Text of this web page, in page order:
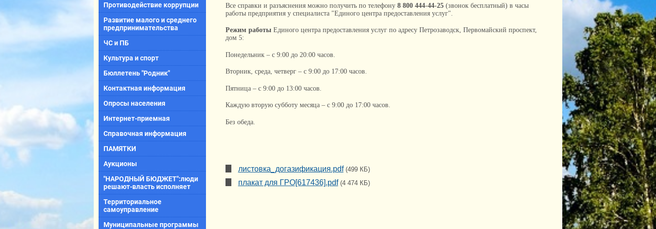
Противодействие коррупции
Развитие малого и среднего
предпринимательства
ЧС и ПБ
Культура и спорт
Бюллетень "Родник"
Контактная информация
Опросы населения
Интернет-приемная
Справочная информация
ПАМЯТКИ
Аукционы
"НАРОДНЫЙ БЮДЖЕТ":люди
решают-власть исполняет
Территориальное
самоуправление
Муниципальные программы
Все справки и разъяснения можно получить по телефону 8 800 444-44-25 (звонок бесплатный) в часы
работы предприятия у специалиста "Единого центра предоставления услуг".
Режим работы Единого центра предоставления услуг по адресу Петрозаводск, Первомайский проспект,
дом 5:
Понедельник – с 9:00 до 20:00 часов.
Вторник, среда, четверг – с 9:00 до 17:00 часов.
Пятница – с 9:00 до 13:00 часов.
Каждую вторую субботу месяца – с 9:00 до 17:00 часов.
Без обеда.
листовка_догазификация.pdf (499 КБ)
плакат для ГРО[617436].pdf (4 474 КБ)